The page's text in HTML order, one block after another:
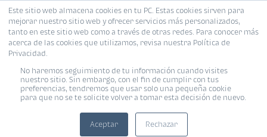
Este sitio web almacena cookies en tu PC. Estas cookies sirven para
mejorar nuestro sitio web y ofrecer servicios más personalizados,
tanto en este sitio web como a través de otras redes. Para conocer más
acerca de las cookies que utilizamos, revisa nuestra Política de
Privacidad.
No haremos seguimiento de tu información cuando visites
nuestro sitio. Sin embargo, con el fin de cumplir con tus
preferencias, tendremos que usar solo una pequeña cookie
para que no se te solicite volver a tomar esta decisión de nuevo.
Aceptar Rechazar